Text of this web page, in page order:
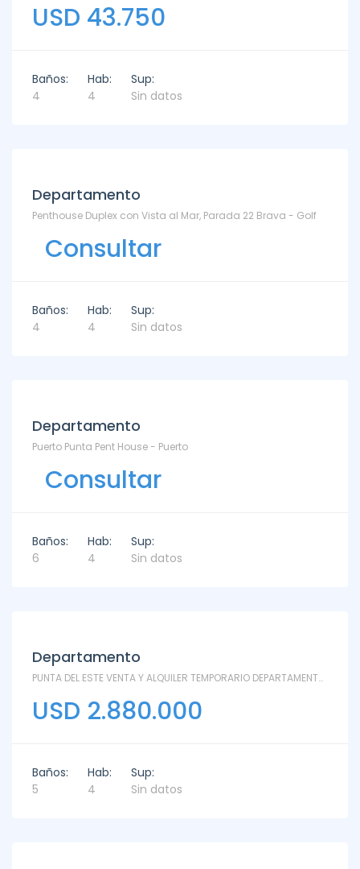
USD 43.750
Baños:
4
Hab:
4
Sup:
Sin datos
Departamento
Penthouse Duplex con Vista al Mar, Parada 22 Brava - Golf
Consultar
Baños:
4
Hab:
4
Sup:
Sin datos
Departamento
Puerto Punta Pent House - Puerto
Consultar
Baños:
6
Hab:
4
Sup:
Sin datos
Departamento
PUNTA DEL ESTE VENTA Y ALQUILER TEMPORARIO DEPARTAMENTO MYTHOS - PH - Rincón del Indio
USD 2.880.000
Baños:
5
Hab:
4
Sup:
Sin datos